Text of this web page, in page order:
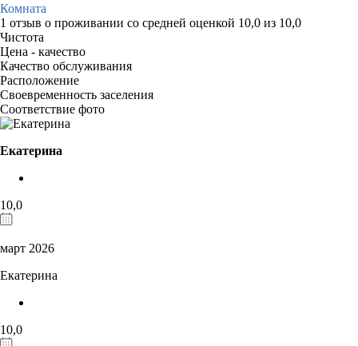
Комната
1 отзыв о проживании со средней оценкой 10,0 из 10,0
Чистота
Цена - качество
Качество обслуживания
Расположение
Своевременность заселения
Соответствие фото
Екатерина
10,0
март 2026
Екатерина
10,0